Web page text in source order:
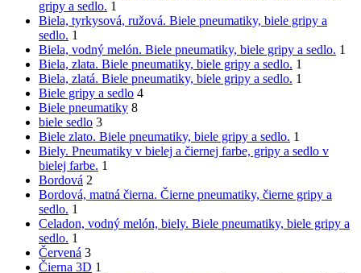
gripy a sedlo. 1
Biela, tyrkysová, ružová. Biele pneumatiky, biele gripy a
sedlo. 1
Biela, vodný melón. Biele pneumatiky, biele gripy a sedlo. 1
Biela, zlata. Biele pneumatiky, biele gripy a sedlo. 1
Biela, zlatá. Biele pneumatiky, biele gripy a sedlo. 1
Biele gripy a sedlo 4
Biele pneumatiky 8
biele sedlo 3
Biele zlato. Biele pneumatiky, biele gripy a sedlo. 1
Biely. Pneumatiky v bielej a čiernej farbe, gripy a sedlo v
bielej farbe. 1
Bordová 2
Bordová, matná čierna. Čierne pneumatiky, čierne gripy a
sedlo. 1
Celadon, vodný melón, biely. Biele pneumatiky, biele gripy a
sedlo. 1
Červená 3
Čierna 3D 1